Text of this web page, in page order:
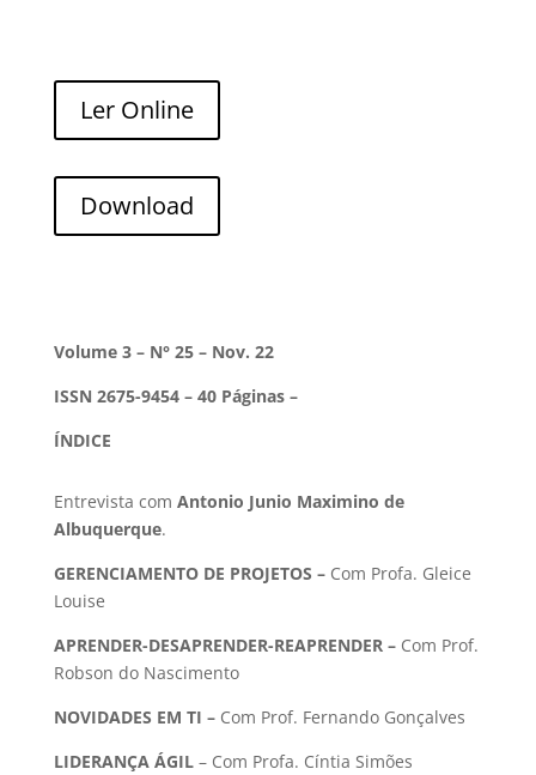
Ler Online
Download
Volume 3 – N° 25 – Nov. 22
ISSN 2675-9454 – 40 Páginas –
ÍNDICE
Entrevista com Antonio Junio Maximino de
Albuquerque.
GERENCIAMENTO DE PROJETOS – Com Profa. Gleice
Louise
APRENDER-DESAPRENDER-REAPRENDER – Com Prof.
Robson do Nascimento
NOVIDADES EM TI – Com Prof. Fernando Gonçalves
LIDERANÇA ÁGIL– Com Profa. Cíntia Simões